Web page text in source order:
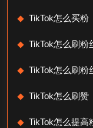
TikTok怎么买粉
TikTok怎么刷粉
TikTok怎么刷粉
TikTok怎么刷赞
TikTok怎么提高